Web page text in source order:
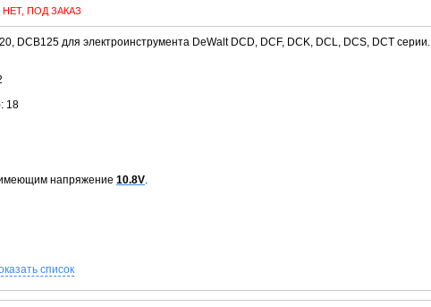
НЕТ, ПОД ЗАКАЗ
DCB125 для электроинструмента DeWalt DCD, DCF, DCK, DCL, DCS, DCT серии.
18
напряжение 10.8V.
список